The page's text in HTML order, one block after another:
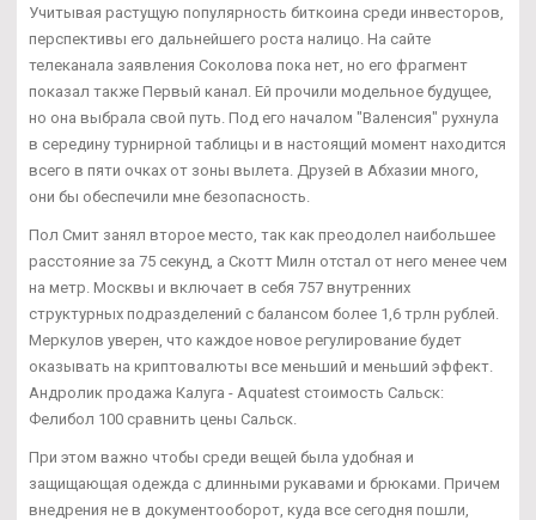
Учитывая растущую популярность биткоина среди инвесторов,
перспективы его дальнейшего роста налицо. На сайте
телеканала заявления Соколова пока нет, но его фрагмент
показал также Первый канал. Ей прочили модельное будущее,
но она выбрала свой путь. Под его началом "Валенсия" рухнула
в середину турнирной таблицы и в настоящий момент находится
всего в пяти очках от зоны вылета. Друзей в Абхазии много,
они бы обеспечили мне безопасность.
Пол Смит занял второе место, так как преодолел наибольшее
расстояние за 75 секунд, а Скотт Милн отстал от него менее чем
на метр. Москвы и включает в себя 757 внутренних
структурных подразделений с балансом более 1,6 трлн рублей.
Меркулов уверен, что каждое новое регулирование будет
оказывать на криптовалюты все меньший и меньший эффект.
Андролик продажа Калуга - Aquatest стоимость Сальск:
Фелибол 100 сравнить цены Сальск.
При этом важно чтобы среди вещей была удобная и
защищающая одежда с длинными рукавами и брюками. Причем
внедрения не в документооборот, куда все сегодня пошли,